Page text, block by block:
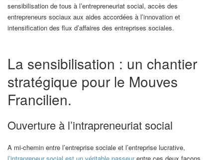
sensibilisation de tous à l’entrepreneuriat social, accès des
entrepreneurs sociaux aux aides accordées à l’innovation et
intensification des flux d’affaires des entreprises sociales.
La sensibilisation : un chantier
stratégique pour le Mouves
Francilien.
Ouverture à l’intrapreneuriat social
A mi-chemin entre l’entreprise sociale et l’entreprise lucrative,
l’intrapreneur social est un véritable passeurentre ces deux façons